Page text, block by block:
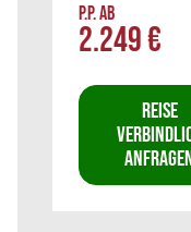
P.P. AB
2.249 €
REISE